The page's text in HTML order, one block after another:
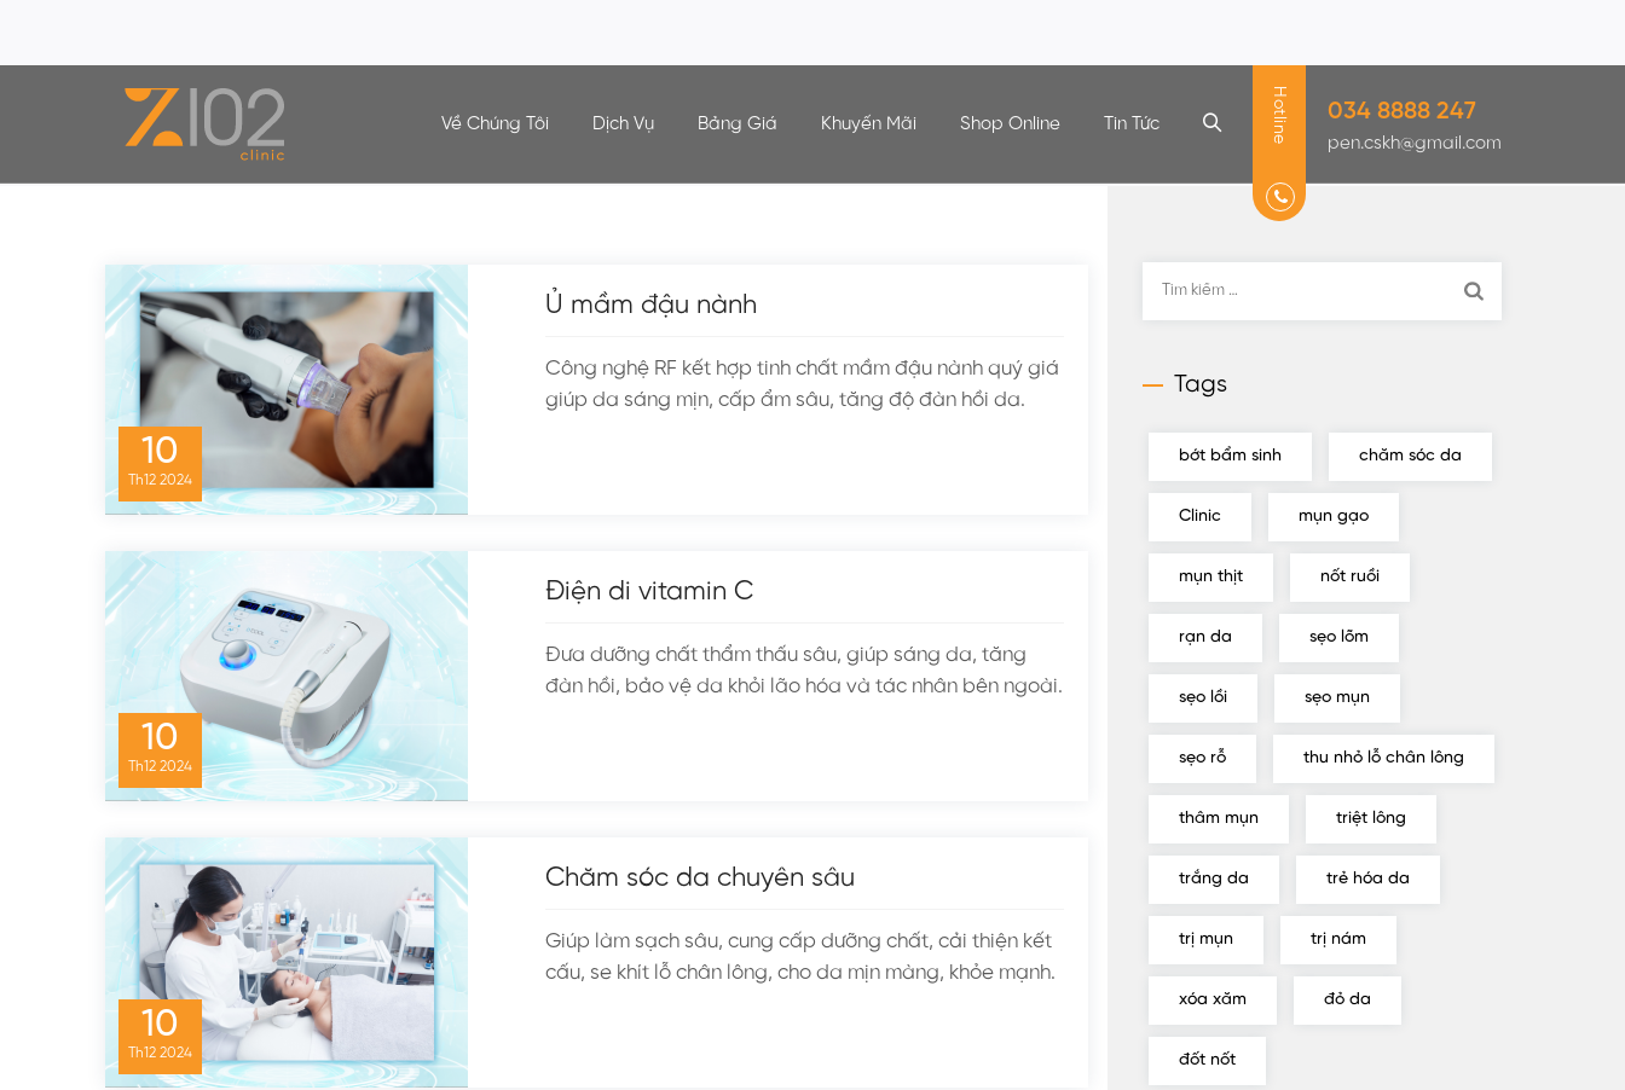
Hotline 034 8888 247
pen.cskh@gmail.com
Về Chúng Tôi Dịch Vụ Bảng Giá Khuyến Mãi Shop Online
Tin Tức
Tag:Chăm Sóc Da
10
Th12 2024
Ủ mầm đậu nành
Công nghệ RF kết hợp tinh chất mầm đậu nành quý giá
giúp da sáng mịn, cấp ẩm sâu, tăng độ đàn hồi da.
10
Th12 2024
Điện di vitamin C
Đưa dưỡng chất thẩm thấu sâu, giúp sáng da, tăng
đàn hồi, bảo vệ da khỏi lão hóa và tác nhân bên ngoài.
10
Th12 2024
Chăm sóc da chuyên sâu
Giúp làm sạch sâu, cung cấp dưỡng chất, cải thiện kết
cấu, se khít lỗ chân lông, cho da mịn màng, khỏe mạnh.
Tags
bớt bẩm sinh chăm sóc da
Clinic mụn gạo
mụn thịt nốt ruồi
rạn da sẹo lõm
sẹo lồi sẹo mụn
sẹo rỗ thu nhỏ lỗ chân lông
thâm mụn triệt lông
trắng da trẻ hóa da
trị mụn trị nám
xóa xăm đỏ da
đốt nốt